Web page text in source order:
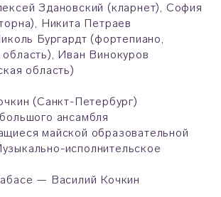
Здановский (кларнет), София
Никита Петраев
Бургардт (фортепиано,
Иван Винокуров
область)
(Санкт-Петербург)
ансамбля
майской образовательной
исполнительское
— Василий Кочкин